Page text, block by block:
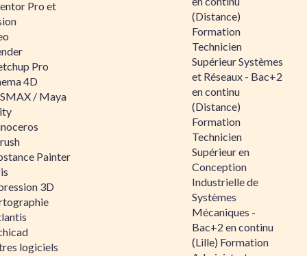
Pro et
Pro
4D
/ Maya
Painter
3D
logiciels
(Distance)
Formation
Technicien
Supérieur Systèmes
et Réseaux - Bac+2
en continu
(Distance)
Formation
Technicien
Supérieur en
Conception
Industrielle de
Systèmes
Mécaniques -
Bac+2 en continu
(Lille) Formation